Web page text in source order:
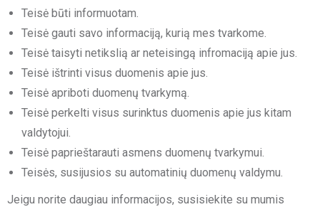
Teisė būti informuotam.
Teisė gauti savo informaciją, kurią mes tvarkome.
Teisė taisyti netikslią ar neteisingą infromaciją apie jus.
Teisė ištrinti visus duomenis apie jus.
Teisė apriboti duomenų tvarkymą.
Teisė perkelti visus surinktus duomenis apie jus kitam
valdytojui.
Teisė paprieštarauti asmens duomenų tvarkymui.
Teisės, susijusios su automatinių duomenų valdymu.
Jeigu norite daugiau informacijos, susisiekite su mumis